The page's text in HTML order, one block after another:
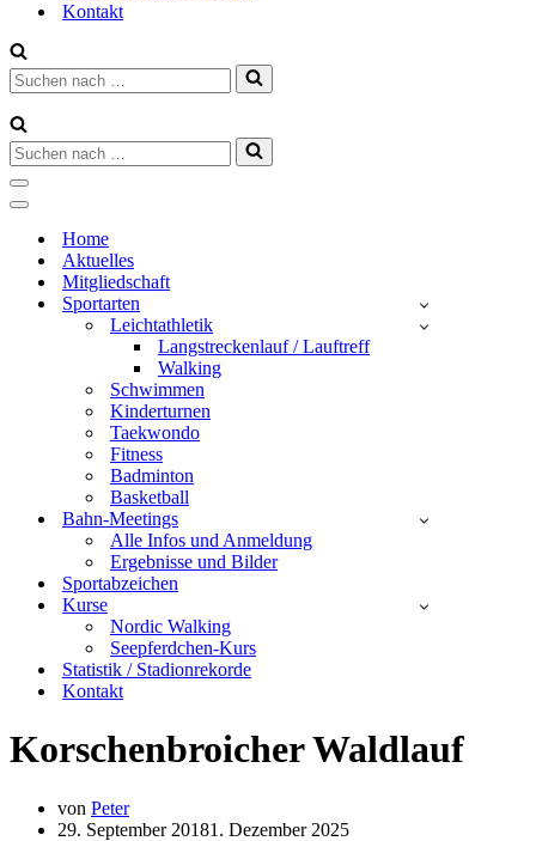
Kontakt
Suchen
nach …
Suchen
nach …
Navigationsmenü
Navigationsmenü
Home
Aktuelles
Mitgliedschaft
Sportarten
Leichtathletik
Langstreckenlauf / Lauftreff
Walking
Schwimmen
Kinderturnen
Taekwondo
Fitness
Badminton
Basketball
Bahn-Meetings
Alle Infos und Anmeldung
Ergebnisse und Bilder
Sportabzeichen
Kurse
Nordic Walking
Seepferdchen-Kurs
Statistik / Stadionrekorde
Kontakt
Korschenbroicher Waldlauf
von Peter
29. September 20181. Dezember 2025